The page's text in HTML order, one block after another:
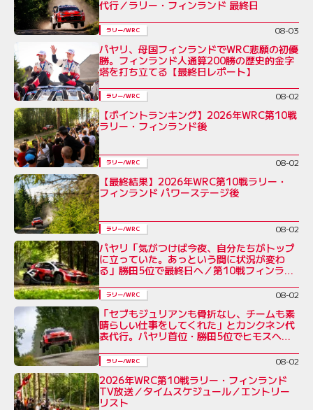
代行／ラリー・フィンランド 最終日
ラリー/WRC 08-03
パヤリ、母国フィンランドでWRC悲願の初優
勝。フィンランド人通算200勝の歴史的金字
塔を打ち立てる【最終日レポート】
ラリー/WRC 08-02
【ポイントランキング】2026年WRC第10戦
ラリー・フィンランド後
ラリー/WRC 08-02
【最終結果】2026年WRC第10戦ラリー・
フィンランド パワーステージ後
ラリー/WRC 08-02
パヤリ「気がつけば今夜、自分たちがトップ
に立っていた。あっという間に状況が変わ
る」勝田5位で最終日へ／第10戦フィンラン
ラリー/WRC 08-02
「セブもジュリアンも骨折なし、チームも素
晴らしい仕事をしてくれた」とカンクネン代
表代行。パヤリ首位・勝田5位でヒモスへ／
ラリー/WRC 08-02
2026年WRC第10戦ラリー・フィンランド
TV放送／タイムスケジュール／エントリー
リスト